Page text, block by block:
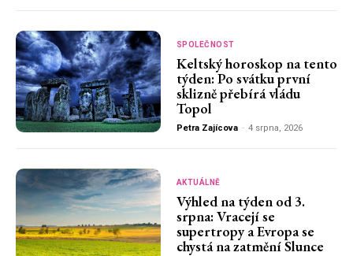
SPOLEČNOST
Keltský horoskop na tento
týden: Po svátku první
sklizně přebírá vládu
Topol
Petra Zajícova - 4 srpna, 2026
AKTUÁLNĚ
Výhled na týden od 3.
srpna: Vracejí se
supertropy a Evropa se
chystá na zatmění Slunce